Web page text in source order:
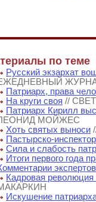
по теме
Русский экзархат
Патриарх, права
На круги своя //
Патриарх Кирилл
МОЙЖЕС
Хоть святых выноси
Пастырско-
Сила и слабость
Итоги первого года
Кадровая
Искушение